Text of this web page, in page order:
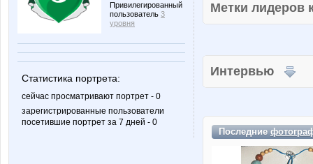
Привилегированный
пользователь 3
уровня
Статистика портрета:
сейчас просматривают портрет - 0
зарегистрированные пользователи
посетившие портрет за 7 дней - 0
Метки
Интервью
Последние